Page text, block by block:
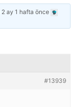
2 ay 1 hafta önce
#13939